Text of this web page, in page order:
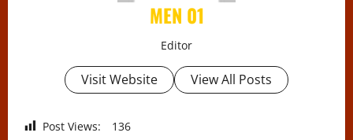
MEN 01
Editor
Visit Website View All Posts
Post Views: 136